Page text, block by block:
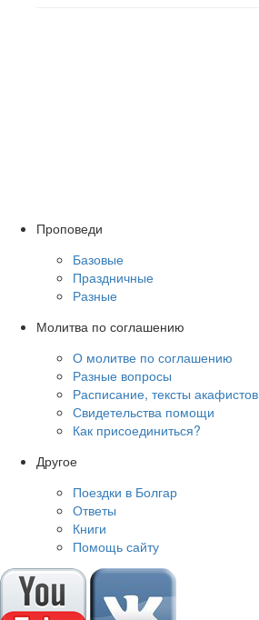
Проповеди
Базовые
Праздничные
Разные
Молитва по соглашению
О молитве по соглашению
Разные вопросы
Расписание, тексты акафистов
Свидетельства помощи
Как присоединиться?
Другое
Поездки в Болгар
Ответы
Книги
Помощь сайту